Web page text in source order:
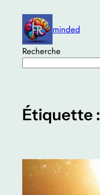
contenu
minded
Recherche
Étiquette :